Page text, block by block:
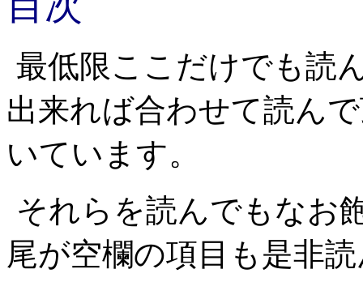
最低限ここだけでも読
出来れば合わせて読ん
いています。
それらを読んでもなお
尾が空欄の項目も是非